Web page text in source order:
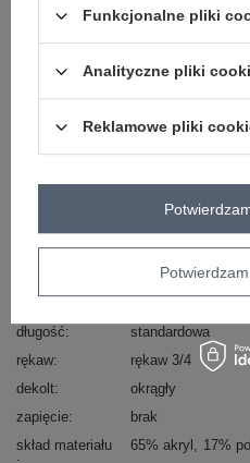
skład materiału : 65% akryl, 17%
sposób prania : pranie ręczne
Kod produktu
IT-SW-72802.77
Marka
ITALY MODA
styl
casual
codzienne
długość
standardowa
rękaw
rękaw 3/4
dekolt
okrągły
zapięcie
brak
skład materiału
65% akryl 17%
Funkcjonalne pliki
Analityczne pliki
Reklamowe pliki